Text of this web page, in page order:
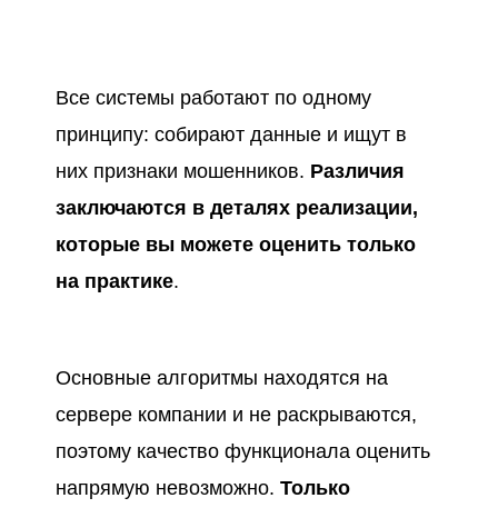
Все системы работают по одному
принципу: собирают данные и ищут в
них признаки мошенников. Различия
заключаются в деталях реализации,
которые вы можете оценить только
на практике.
Основные алгоритмы находятся на
сервере компании и не раскрываются,
поэтому качество функционала оценить
напрямую невозможно. Только